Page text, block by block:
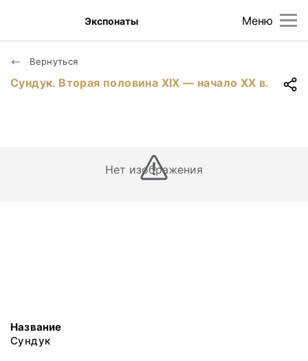
Меню
Экспонаты
Вернуться
Сундук. Вторая половина XIX — начало XX в.
Нет изображения
Название
Сундук